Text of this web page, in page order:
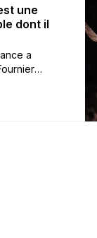
une
dont il
a
le
qu’il